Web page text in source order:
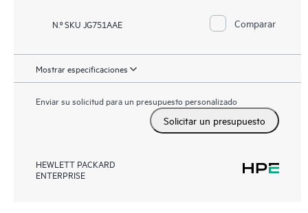
N.º SKU JG751AAE Comparar
Mostrar especificaciones
Enviar su solicitud para un presupuesto personalizado
Solicitar un presupuesto
HEWLETT PACKARD
ENTERPRISE